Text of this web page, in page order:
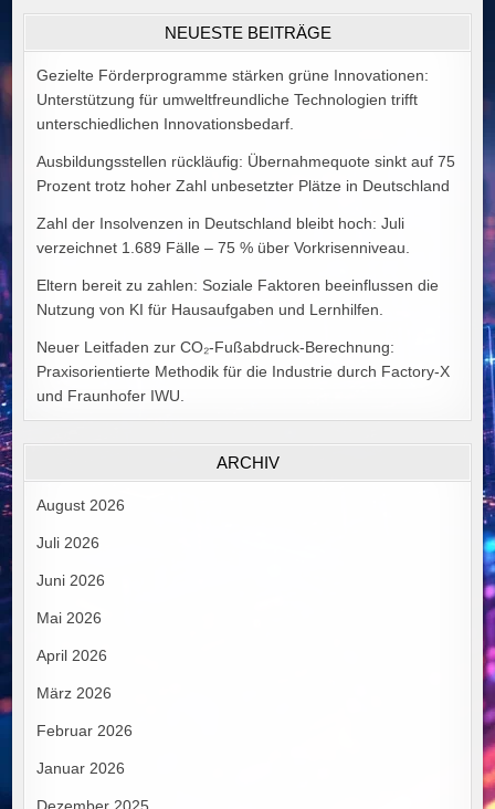
VON
ALEX
GOODMAN
NEUESTE BEITRÄGE
Gezielte Förderprogramme stärken grüne Innovationen:
Unterstützung für umweltfreundliche Technologien trifft
unterschiedlichen Innovationsbedarf.
Ausbildungsstellen rückläufig: Übernahmequote sinkt auf 75
Prozent trotz hoher Zahl unbesetzter Plätze in Deutschland
Zahl der Insolvenzen in Deutschland bleibt hoch: Juli
verzeichnet 1.689 Fälle – 75 % über Vorkrisenniveau.
Eltern bereit zu zahlen: Soziale Faktoren beeinflussen die
Nutzung von KI für Hausaufgaben und Lernhilfen.
Neuer Leitfaden zur CO₂-Fußabdruck-Berechnung:
Praxisorientierte Methodik für die Industrie durch Factory-X
und Fraunhofer IWU.
ARCHIV
August 2026
Juli 2026
Juni 2026
Mai 2026
April 2026
März 2026
Februar 2026
Januar 2026